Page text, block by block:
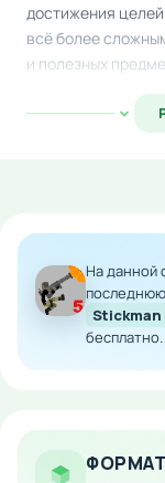
достижения
всё более
и полезных
препятствия
Каждый уровень
прохождения
отвлекающим.
Особенности
На данной
Stickman
бесплатно.